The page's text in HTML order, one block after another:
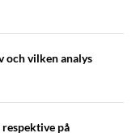
och vilken analys
respektive på